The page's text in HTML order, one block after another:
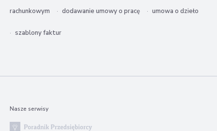
rachunkowym dodawanie umowy o pracę umowa o dzieło
szablony faktur
Nasze serwisy